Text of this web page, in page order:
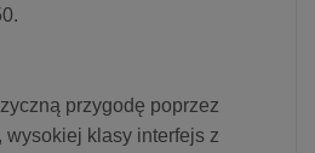
przygodę poprzez
wysokiej klasy interfejs z